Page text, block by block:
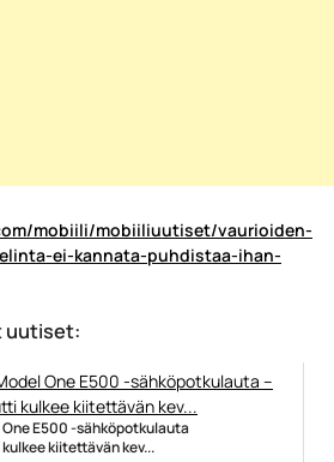
mobiili/mobiiliuutiset/vaurioiden-
ei-kannata-puhdistaa-ihan-
uutiset:
E500 -sähköpotkulauta
kiitettävän kev...